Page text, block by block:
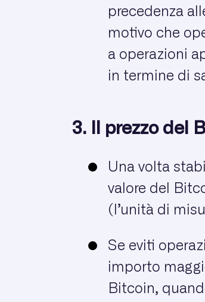
precedenza
motivo che
a operazioni
in termine di
3. Il prezzo del
Una volta
valore del
(l’unità di
Se eviti
importo
Bitcoin,